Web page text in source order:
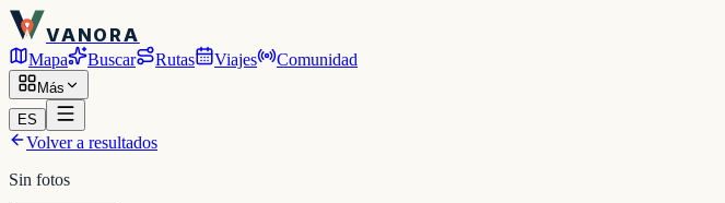
VANORA
Mapa Buscar Rutas Viajes Comunidad
Más
ES
Volver a resultados
Sin fotos